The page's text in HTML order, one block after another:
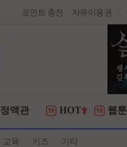
포인트 충전 자유이용권
정액관 HOT 웹툰
교육 키즈 기타